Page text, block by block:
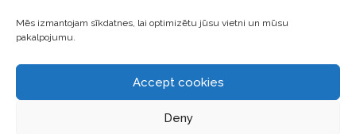
Mēs izmantojam sīkdatnes, lai optimizētu jūsu vietni un mūsu
pakalpojumu.
Accept cookies
Deny
plīts, tad pasūtām kaut ko gardu.
Kas Tevi iedvesmo?
cilvēki, kas dzīvē daudz sasnieguši. Tas rada